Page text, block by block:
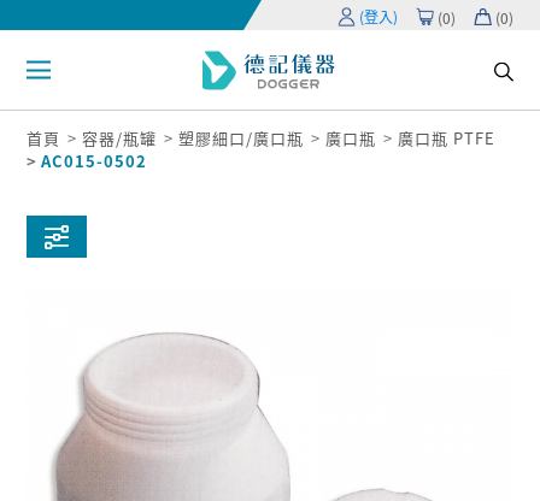
(登入) (0) (0)
首頁 容器/瓶罐 塑膠細口/廣口瓶 廣口瓶
廣口瓶 PTFE
AC015-0502